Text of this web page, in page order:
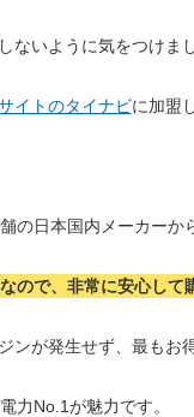
ないように気をつけまし
イトのタイナビに加盟
の日本国内メーカーか
ので、非常に安心して
が発生せず、最もお
力No.1が魅力です。